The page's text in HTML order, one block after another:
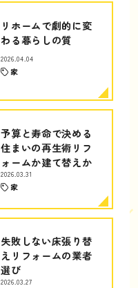
リホームで劇的に変
わる暮らしの質
2026.04.04
家
予算と寿命で決める
住まいの再生術リフ
ォームか建て替えか
2026.03.31
家
失敗しない床張り替
えリフォームの業者
選び
2026.03.27